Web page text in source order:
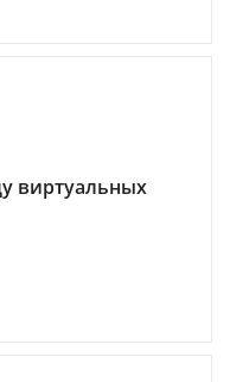
виртуальных